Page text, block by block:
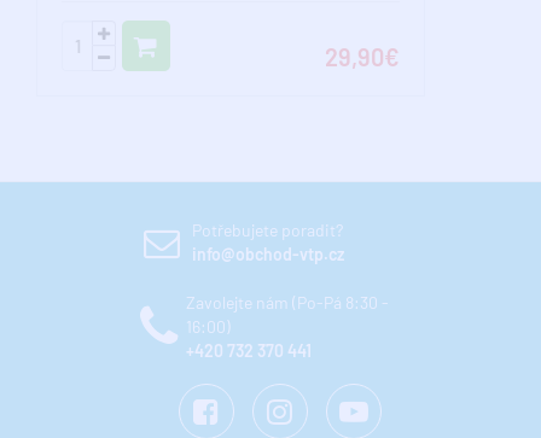
29,90€
Potřebujete poradit?
info@obchod-vtp.cz
Zavolejte nám (Po-Pá 8:30 -
16:00)
+420 732 370 441